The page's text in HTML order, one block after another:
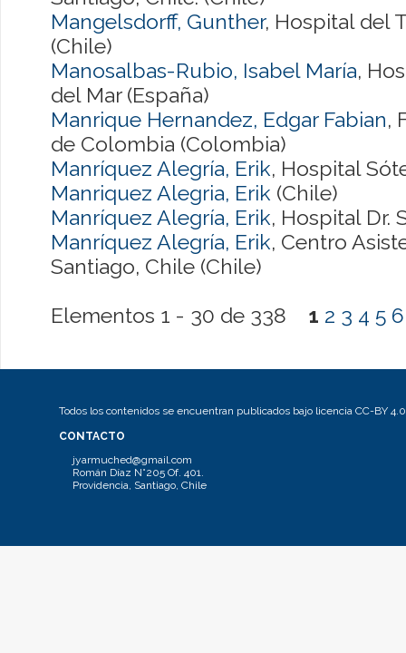
Mangelsdorff, Gunther, Hospital del
(Chile)
Manosalbas-Rubio, Isabel María,
del Mar (España)
Manrique Hernandez, Edgar Fabian,
de Colombia (Colombia)
Manríquez Alegría, Erik, Hospital
Manriquez Alegria, Erik (Chile)
Manríquez Alegría, Erik, Hospital Dr.
Manríquez Alegría, Erik, Centro
Santiago, Chile (Chile)
Elementos 1 - 30 de 338 1 2 3 4 5 6
Todos los contenidos se encuentran publicados bajo licencia CC-BY 4.0
CONTACTO
jyarmuched@gmail.com
Román Díaz N°205 Of. 401.
Providencia, Santiago, Chile